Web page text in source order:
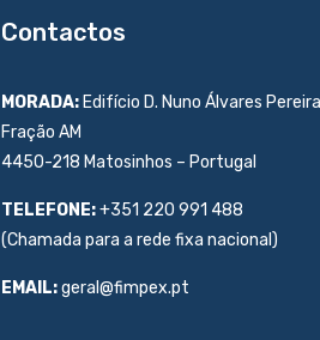
Contactos
MORADA: Edifício D. Nuno Álvares
Fração AM
4450-218 Matosinhos – Portugal
TELEFONE:+351 220 991 488
(Chamada para a rede fixa nacional)
EMAIL:geral@fimpex.pt